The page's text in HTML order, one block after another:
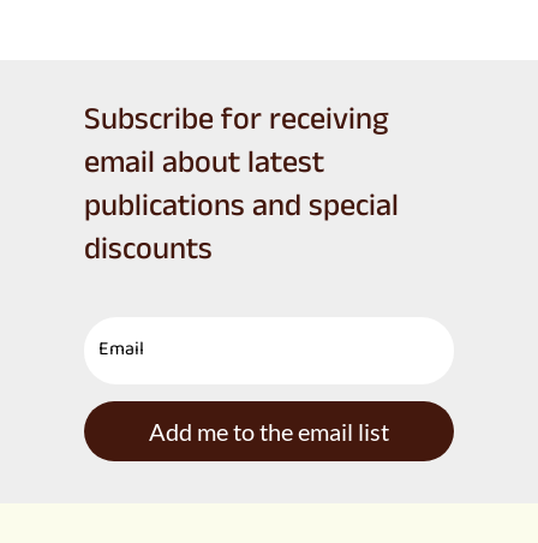
Subscribe for receiving
email about latest
publications and special
discounts
Add me to the email list